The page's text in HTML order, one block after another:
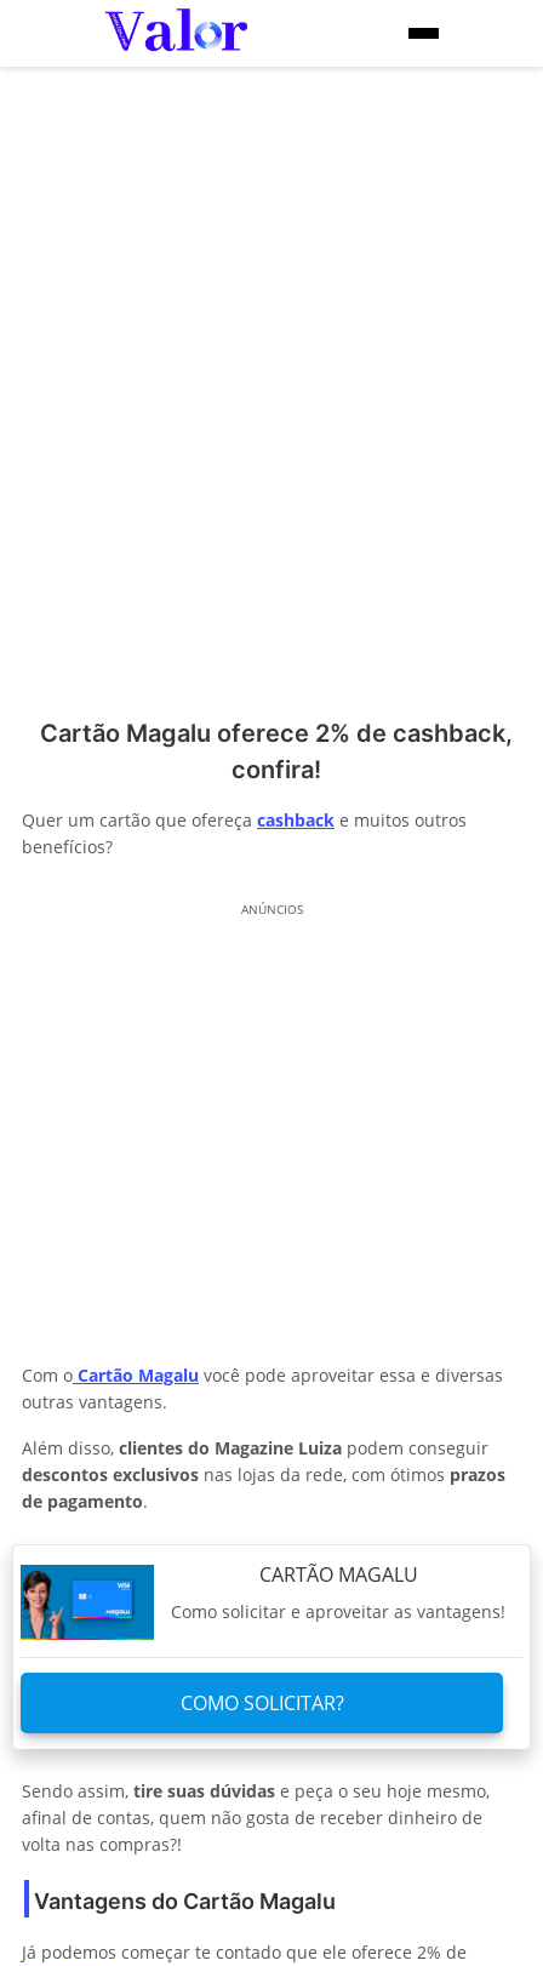
Cartão Magalu oferece 2% de cashback,
confira!
Quer um cartão que ofereça cashback e muitos outros
benefícios?
ANÚNCIOS
Com o Cartão Magalu você pode aproveitar essa e diversas
outras vantagens.
Além disso, clientes do Magazine Luiza podem conseguir
descontos exclusivos nas lojas da rede, com ótimos prazos
de pagamento.
CARTÃO MAGALU
Como solicitar e aproveitar as vantagens!
COMO SOLICITAR?
Sendo assim, tire suas dúvidas e peça o seu hoje mesmo,
afinal de contas, quem não gosta de receber dinheiro de
volta nas compras?!
Vantagens do Cartão Magalu
Já podemos começar te contado que ele oferece 2% de